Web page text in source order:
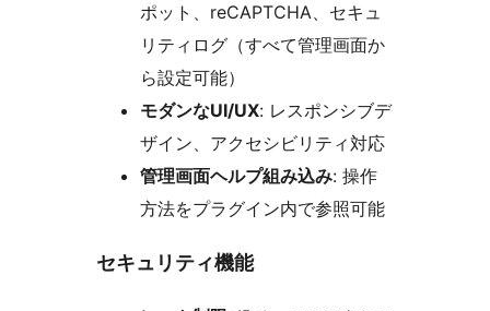
ポット、reCAPTCHA、セキュ
リティログ（すべて管理画面か
ら設定可能）
モダンなUI/UX: レスポンシブデ
ザイン、アクセシビリティ対応
管理画面ヘルプ組み込み: 操作
方法をプラグイン内で参照可能
セキュリティ機能